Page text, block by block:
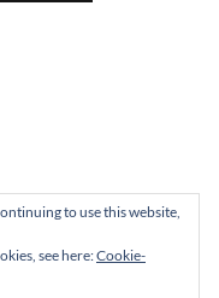
to use this website,
see here:Cookie-